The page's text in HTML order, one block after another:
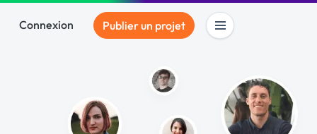
Connexion Publier un projet